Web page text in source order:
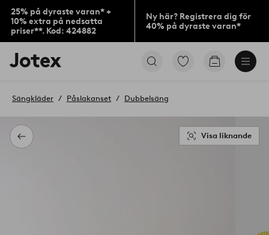
25% på dyraste varan* +
10% extra på nedsatta
priser**. Kod: 424882
Ny här? Registrera dig för
40% på dyraste varan*
Jotex
logotyp
till
Gå
Gå
Tillbaka
Sängkläder Påslakanset Dubbelsäng
Visa liknande